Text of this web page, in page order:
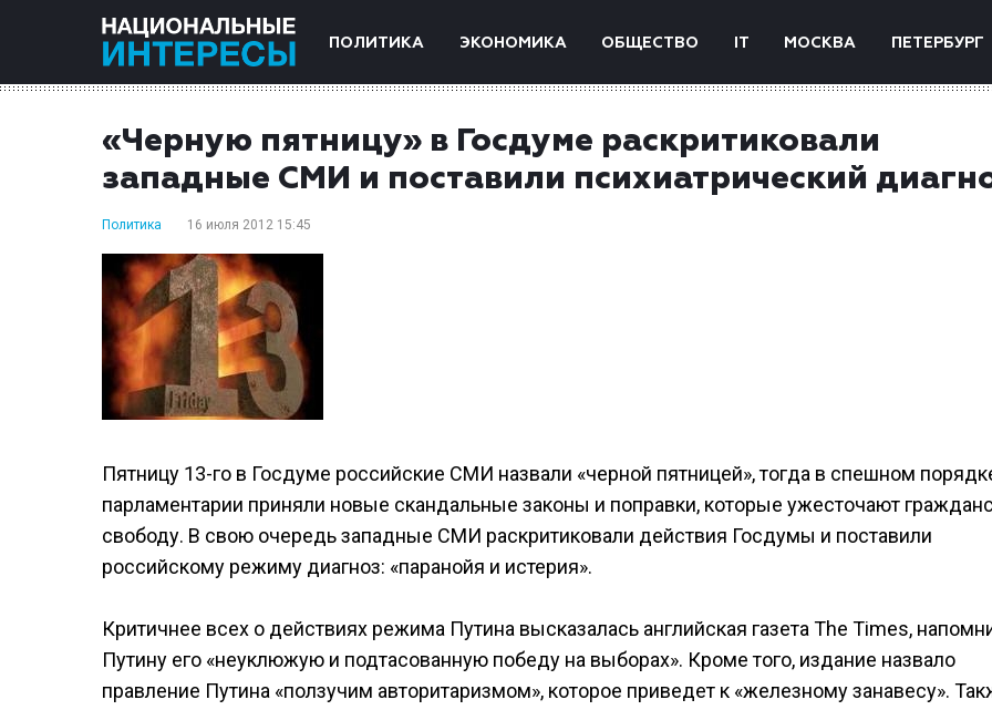
ПОЛИТИКА ЭКОНОМИКА ОБЩЕСТВО IT МОСКВА ПЕТЕРБУРГ
«Черную пятницу» в Госдуме раскритиковали
западные СМИ и поставили психиатрический
Политика 16 июля 2012 15:45
Пятницу 13-го в Госдуме российские СМИ назвали «черной пятницей», тогда в спешном
парламентарии приняли новые скандальные законы и поправки, которые ужесточают
свободу. В свою очередь западные СМИ раскритиковали действия Госдумы и поставили
российскому режиму диагноз: «паранойя и истерия».
Критичнее всех о действиях режима Путина высказалась английская газета The Times,
Путину его «неуклюжую и подтасованную победу на выборах». Кроме того, издание назвало
правление Путина «ползучим авторитаризмом», которое приведет к «железному занавесу».